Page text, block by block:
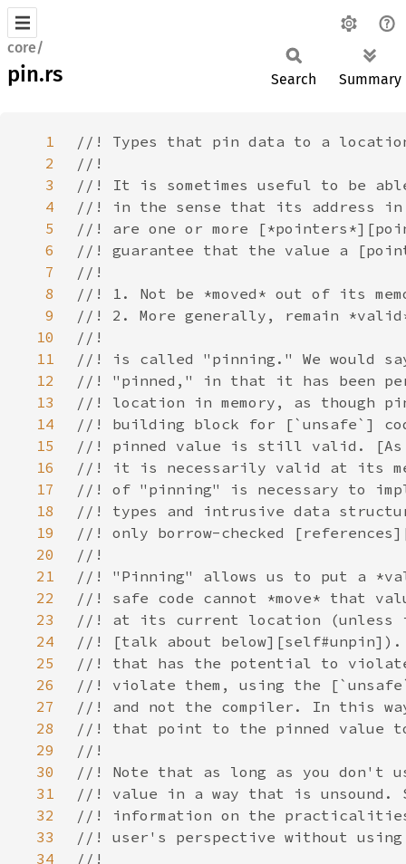
core/
pin.rs Search Summary
1
2
3
4
5
6
7
8
9
10
11
12
13
14
15
16
17
18
19
20
21
22
23
24
25
26
27
28
29
30
31
32
33
34